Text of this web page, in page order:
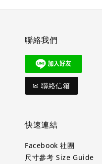
聯絡我們
✉ 聯絡信箱
快速連結
Facebook 社團
尺寸參考 Size Guide